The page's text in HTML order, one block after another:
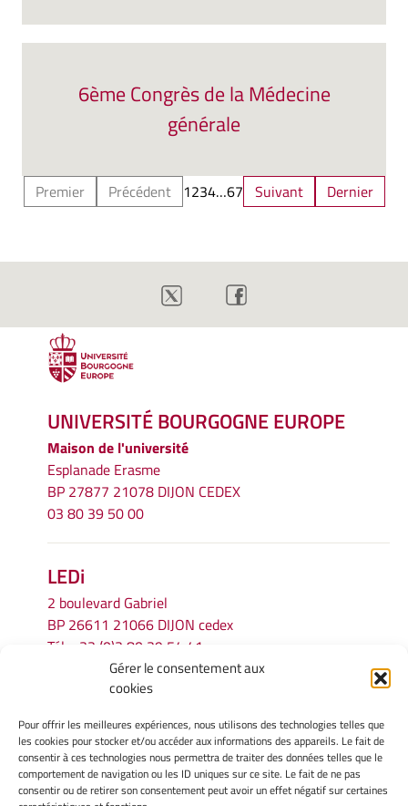
Gérer le consentement aux
cookies
Pour offrir les meilleures expériences, nous utilisons des technologies telles que
les cookies pour stocker et/ou accéder aux informations des appareils. Le fait de
consentir à ces technologies nous permettra de traiter des données telles que le
comportement de navigation ou les ID uniques sur ce site. Le fait de ne pas
consentir ou de retirer son consentement peut avoir un effet négatif sur certaines
6ème Congrès de la Médecine
générale
Premier Précédent 1234…67 Suivant Dernier
UNIVERSITÉ BOURGOGNE EUROPE
Maison de l'université
Esplanade Erasme
BP 27877 21078 DIJON CEDEX
03 80 39 50 00
LEDi
2 boulevard Gabriel
BP 26611 21066 DIJON cedex
Tél.
+33 (0)3 80 39 54 41
secretariat.ledi@u-bourgogne.fr
INFORMATIONS LÉGALES
Mentions légales
Gérer mes cookies
Politique de cookies